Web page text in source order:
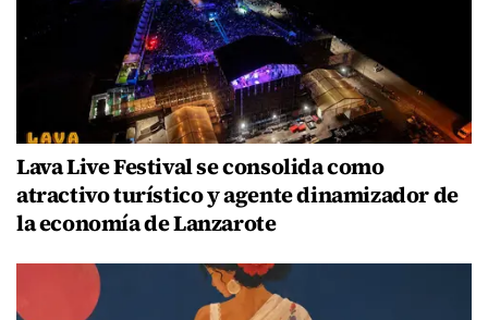
Lava Live Festival se consolida como
atractivo turístico y agente dinamizador de
la economía de Lanzarote